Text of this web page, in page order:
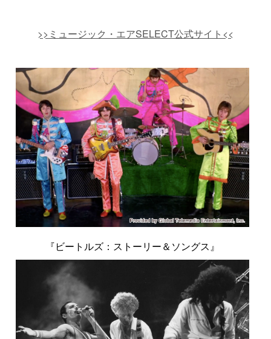
>>ミュージック・エアSELECT公式サイト<<
『ビートルズ：ストーリー＆ソングス』